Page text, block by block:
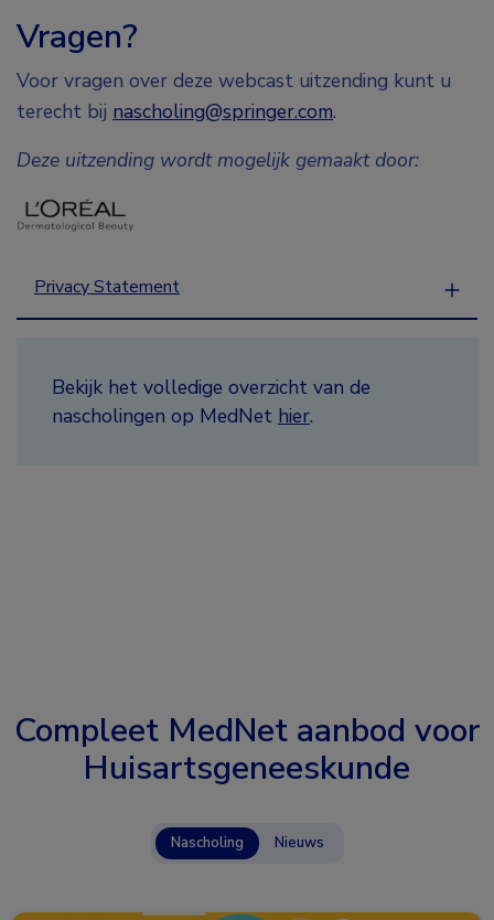
Vragen?
Voor vragen over deze webcast uitzending kunt u
terecht bij nascholing@springer.com.
Deze uitzending wordt mogelijk gemaakt door:
Privacy Statement
Bekijk het volledige overzicht van de
nascholingen op MedNet hier.
Compleet MedNet aanbod voor
Huisartsgeneeskunde
Nascholing Nieuws